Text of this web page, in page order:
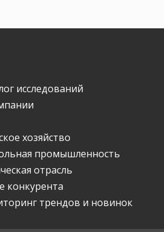
исследований
хозяйство
промышленность
отрасль
конкурента
трендов и новинок